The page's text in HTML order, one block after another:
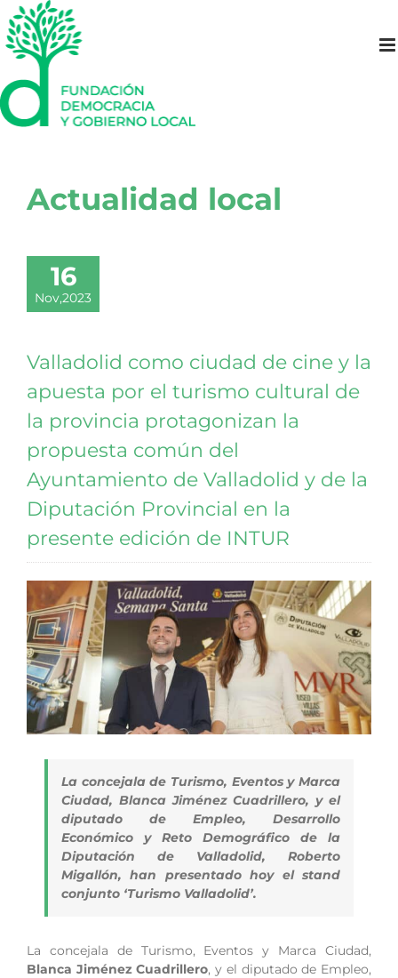
Saltar
al
contenido
Actualidad local
16
Nov,2023
Valladolid como ciudad de cine y la
apuesta por el turismo cultural de
la provincia protagonizan la
propuesta común del
Ayuntamiento de Valladolid y de la
Diputación Provincial en la
presente edición de INTUR
La concejala de Turismo, Eventos y Marca
Ciudad, Blanca Jiménez Cuadrillero, y el
diputado de Empleo, Desarrollo
Económico y Reto Demográfico de la
Diputación de Valladolid, Roberto
Migallón, han presentado hoy el stand
conjunto ‘Turismo Valladolid’.
La concejala de Turismo, Eventos y Marca Ciudad,
Blanca Jiménez Cuadrillero, y el diputado de Empleo,